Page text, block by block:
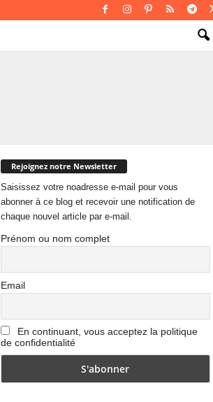
Rejoignez notre Newsletter
Saisissez votre noadresse e-mail pour vous
abonner à ce blog et recevoir une notification de
chaque nouvel article par e-mail.
Prénom ou nom complet
Email
En continuant, vous acceptez la politique
de confidentialité